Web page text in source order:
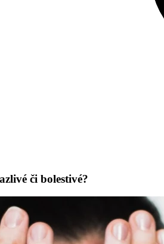
či bolestivé?